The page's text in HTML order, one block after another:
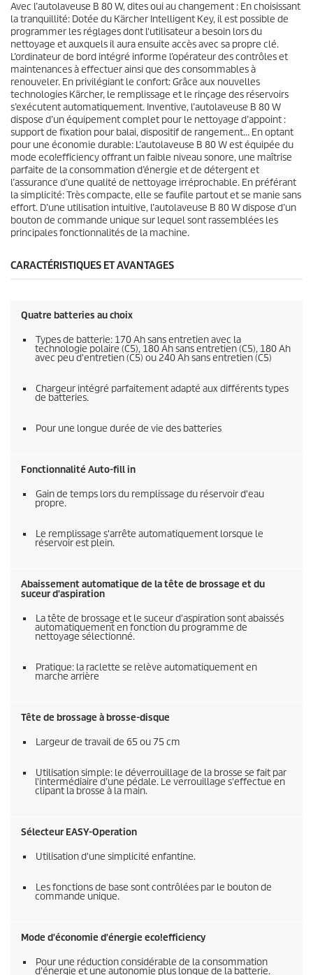
c
e
.
Avec l’autolaveuse B 80 W, dites oui au changement : En choisissant
la tranquillité: Dotée du Kärcher Intelligent Key, il est possible de
programmer les réglages dont l'utilisateur a besoin lors du
nettoyage et auxquels il aura ensuite accès avec sa propre clé.
L’ordinateur de bord intégré informe l’opérateur des contrôles et
maintenances à effectuer ainsi que des consommables à
renouveler. En privilégiant le confort: Grâce aux nouvelles
technologies Kärcher, le remplissage et le rinçage des réservoirs
s’exécutent automatiquement. Inventive, l’autolaveuse B 80 W
dispose d’un équipement complet pour le nettoyage d’appoint :
support de fixation pour balai, dispositif de rangement… En optant
pour une économie durable: L’autolaveuse B 80 W est équipée du
mode eco!efficiencyoffrant un faible niveau sonore, une maîtrise
parfaite de la consommation d’énergie et de détergent et
l’assurance d’une qualité de nettoyage irréprochable. En préférant
la simplicité: Très compacte, elle se faufile partout et se manie sans
effort. D’une utilisation intuitive, l’autolaveuse B 80 W dispose d’un
bouton de commande unique sur lequel sont rassemblées les
principales fonctionnalités de la machine.
CARACTÉRISTIQUES ET AVANTAGES
Quatre batteries au choix
Types de batterie: 170 Ah sans entretien avec la
technologie polaire (C5), 180 Ah sans entretien (C5), 180 Ah
avec peu d'entretien (C5) ou 240 Ah sans entretien (C5)
Chargeur intégré parfaitement adapté aux différents types
de batteries.
Pour une longue durée de vie des batteries
Fonctionnalité Auto-fill in
Gain de temps lors du remplissage du réservoir d'eau
propre.
Le remplissage s'arrête automatiquement lorsque le
réservoir est plein.
Abaissement automatique de la tête de brossage et du
suceur d'aspiration
La tête de brossage et le suceur d'aspiration sont abaissés
automatiquement en fonction du programme de
nettoyage sélectionné.
Pratique: la raclette se relève automatiquement en
marche arrière
Tête de brossage à brosse-disque
Largeur de travail de 65 ou 75 cm
Utilisation simple: le déverrouillage de la brosse se fait par
l'intermédiaire d'une pédale. Le verrouillage s'effectue en
clipant la brosse à la main.
Sélecteur EASY-Operation
Utilisation d'une simplicité enfantine.
Les fonctions de base sont contrôlées par le bouton de
commande unique.
Mode d'économie d'énergie eco!efficiency
Pour une réduction considérable de la consommation
d'énergie et une autonomie plus longue de la batterie.